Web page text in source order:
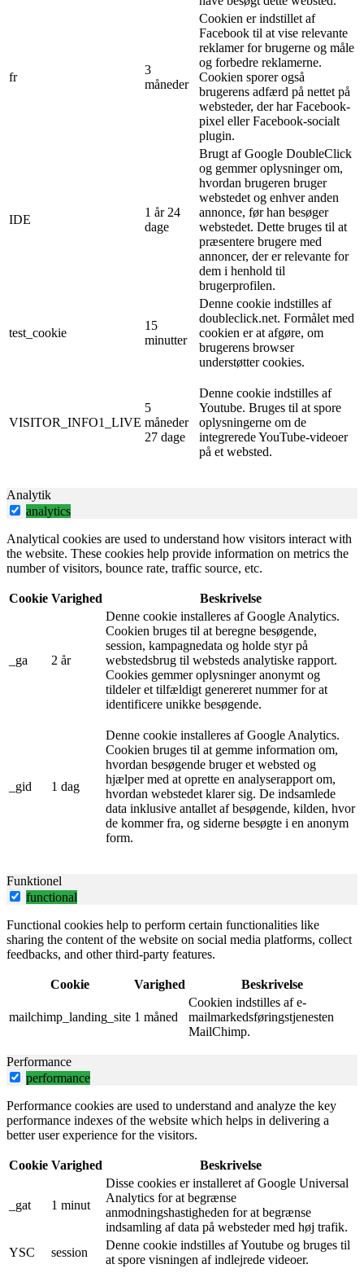
fr
3
måneder
Cookien er indstillet af
Facebook til at vise relevante
reklamer for brugerne og måle
og forbedre reklamerne.
Cookien sporer også
brugerens adfærd på nettet på
websteder, der har Facebook-
pixel eller Facebook-socialt
plugin.
IDE
1 år 24
dage
Brugt af Google DoubleClick
og gemmer oplysninger om,
hvordan brugeren bruger
webstedet og enhver anden
annonce, før han besøger
webstedet. Dette bruges til at
præsentere brugere med
annoncer, der er relevante for
dem i henhold til
brugerprofilen.
test_cookie
15
minutter
Denne cookie indstilles af
doubleclick.net. Formålet med
cookien er at afgøre, om
brugerens browser
understøtter cookies.
VISITOR_INFO1_LIVE
5
måneder
27 dage
Denne cookie indstilles af
Youtube. Bruges til at spore
oplysningerne om de
integrerede YouTube-videoer
på et websted.
Analytik
analytics
Analytical cookies are used to understand how visitors interact with
the website. These cookies help provide information on metrics the
number of visitors, bounce rate, traffic source, etc.
Cookie Varighed Beskrivelse
_ga 2 år
Denne cookie installeres af Google Analytics.
Cookien bruges til at beregne besøgende,
session, kampagnedata og holde styr på
webstedsbrug til websteds analytiske rapport.
Cookies gemmer oplysninger anonymt og
tildeler et tilfældigt genereret nummer for at
identificere unikke besøgende.
_gid 1 dag
Denne cookie installeres af Google Analytics.
Cookien bruges til at gemme information om,
hvordan besøgende bruger et websted og
hjælper med at oprette en analyserapport om,
hvordan webstedet klarer sig. De indsamlede
data inklusive antallet af besøgende, kilden, hvor
de kommer fra, og siderne besøgte i en anonym
form.
Funktionel
functional
Functional cookies help to perform certain functionalities like
sharing the content of the website on social media platforms, collect
feedbacks, and other third-party features.
Cookie Varighed Beskrivelse
mailchimp_landing_site 1 måned
Cookien indstilles af e-
mailmarkedsføringstjenesten
MailChimp.
Performance
performance
Performance cookies are used to understand and analyze the key
performance indexes of the website which helps in delivering a
better user experience for the visitors.
Cookie Varighed Beskrivelse
_gat 1 minut
Disse cookies er installeret af Google Universal
Analytics for at begrænse
anmodningshastigheden for at begrænse
indsamling af data på websteder med høj trafik.
YSC
session
Denne cookie indstilles af Youtube og bruges til
at spore visningen af ​​indlejrede videoer.